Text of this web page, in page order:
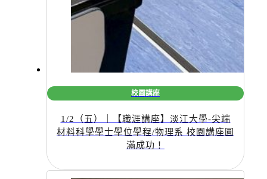
校園講座
1/2（五）｜【職涯講座】淡江大學-尖端
材料科學學士學位學程/物理系 校園講座圓
滿成功！